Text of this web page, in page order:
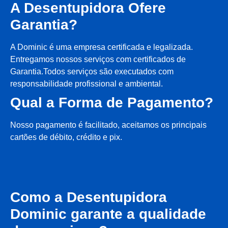
A Desentupidora Ofere
Garantia?
A Dominic é uma empresa certificada e legalizada.
Entregamos nossos serviços com certificados de
Garantia.Todos serviços são executados com
responsabilidade profissional e ambiental.
Qual a Forma de Pagamento?
Nosso pagamento é facilitado, aceitamos os principais
cartões de débito, crédito e pix.
Como a Desentupidora
Dominic garante a qualidade